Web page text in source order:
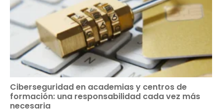
Ciberseguridad en academias y centros de
formación: una responsabilidad cada vez más
necesaria